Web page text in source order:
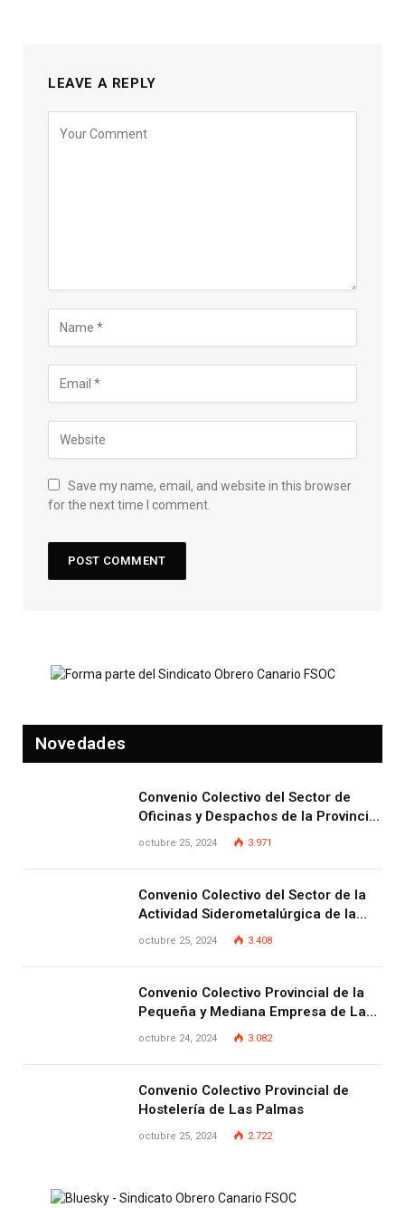
LEAVE A REPLY
Save my name, email, and website in this browser
for the next time I comment.
Novedades
Convenio Colectivo del Sector de
Oficinas y Despachos de la Provincia
de Las Palmas
octubre 25, 2024 3.971
Convenio Colectivo del Sector de la
Actividad Siderometalúrgica de la
Provincia de Las Palmas
octubre 25, 2024 3.408
Convenio Colectivo Provincial de la
Pequeña y Mediana Empresa de Las
Palmas.
octubre 24, 2024 3.082
Convenio Colectivo Provincial de
Hostelería de Las Palmas
octubre 25, 2024 2.722